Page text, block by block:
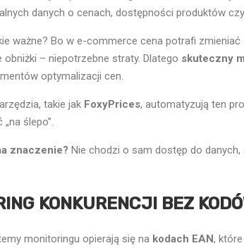
danych o cenach, dostępności produktów
ważne? Bo w e-commerce cena potrafi
obniżki – niepotrzebne straty. Dlatego skuteczny
optymalizacji cen.
takie jak FoxyPrices, automatyzują ten
ślepo”.
znaczenie? Nie chodzi o sam dostęp do
KONKURENCJI BEZ
monitoringu opierają się na kodach EAN,